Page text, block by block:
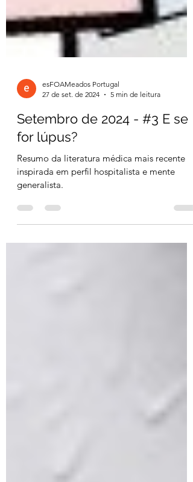
27 de set. de 2024
5 min de leitura
Setembro de 2024 - #3 E se
for lúpus?
Resumo da literatura médica mais recente
generalista.